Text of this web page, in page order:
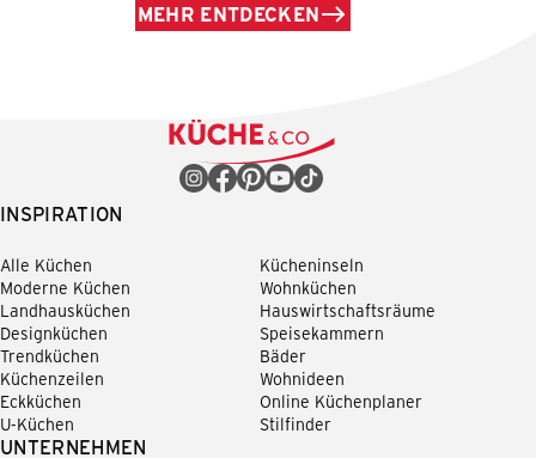
MEHR ENTDECKEN
INSPIRATION
Alle Küchen
Moderne Küchen
Landhausküchen
Designküchen
Trendküchen
Küchenzeilen
Eckküchen
U-Küchen
Kücheninseln
Wohnküchen
Hauswirtschaftsräume
Speisekammern
Bäder
Wohnideen
Online Küchenplaner
Stilfinder
UNTERNEHMEN